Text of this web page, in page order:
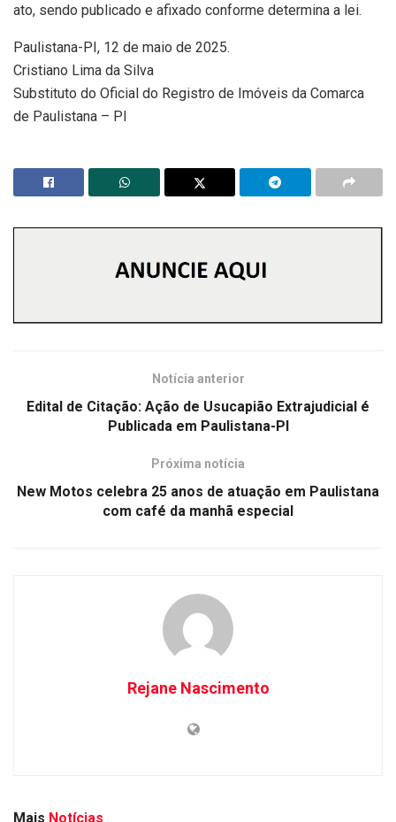
ato, sendo publicado e afixado conforme determina a lei.
Paulistana-PI, 12 de maio de 2025.
Cristiano Lima da Silva
Substituto do Oficial do Registro de Imóveis da Comarca
de Paulistana – PI
Notícia anterior
Edital de Citação: Ação de Usucapião Extrajudicial é
Publicada em Paulistana-PI
Próxima notícia
New Motos celebra 25 anos de atuação em Paulistana
com café da manhã especial
Rejane Nascimento
Mais Notícias